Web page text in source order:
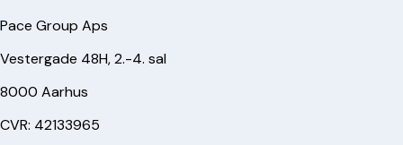
Pace Group Aps
Vestergade 48H, 2.-4. sal
8000 Aarhus
CVR: 42133965